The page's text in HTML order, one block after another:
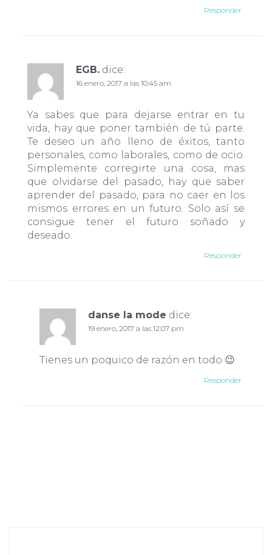
Responder
EGB. dice:
16 enero, 2017 a las 10:45 am
Ya sabes que para dejarse entrar en tu
vida, hay que poner también de tú parte.
Te deseo un año lleno de éxitos, tanto
personales, como laborales, como de ocio.
Simplemente corregirte una cosa, mas
que olvidarse del pasado, hay que saber
aprender del pasado, para no caer en los
mismos errores en un futuro. Solo así se
consigue tener el futuro soñado y
deseado.
Responder
danse la mode dice:
19 enero, 2017 a las 12:07 pm
Tienes un poquico de razón en todo 😉
Responder